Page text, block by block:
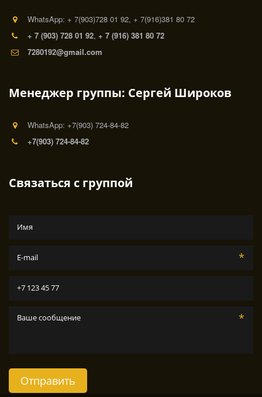
WhatsApp: + 7(903)728 01 92, + 7(916)381 80 72
+ 7 (903) 728 01 92, + 7 (916) 381 80 72
7280192@gmail.com
Менеджер группы: Сергей Широков
WhatsApp: +7(903) 724-84-82
+7(903) 724-84-82
Связаться с группой
*
*
Отправить